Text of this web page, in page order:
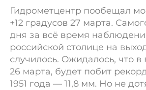
Гидрометцентр пообещал
+12 градусов 27 марта.
дня за всё время
российской столице на
случилось. Ожидалось, что в
26 марта, будет побит
1951 года — 11,8 мм. Но не